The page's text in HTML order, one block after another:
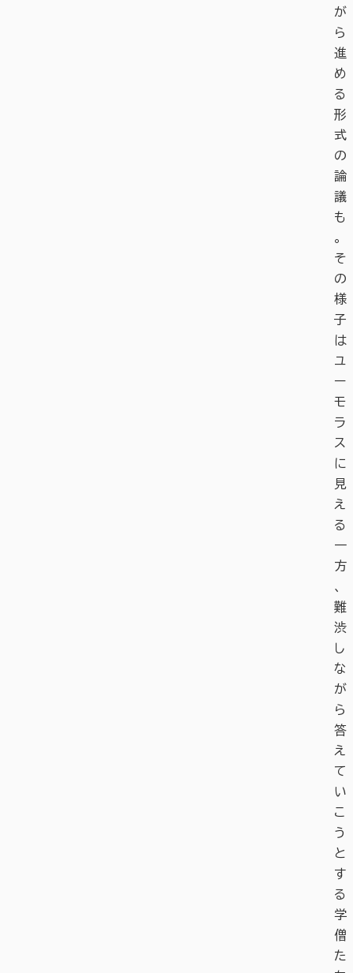
が
ら
進
め
る
形
式
の
論
議
も
。
そ
の
様
子
は
ユ
ー
モ
ラ
ス
に
見
え
る
一
方
、
難
渋
し
な
が
ら
答
え
て
い
こ
う
と
す
る
学
僧
た